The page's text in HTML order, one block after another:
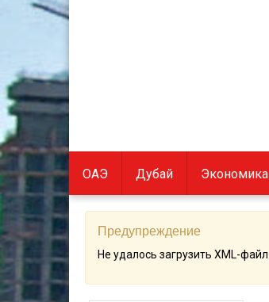
ОАЭ Дубай Экономика
Предупреждение
Не удалось загрузить XML-файл